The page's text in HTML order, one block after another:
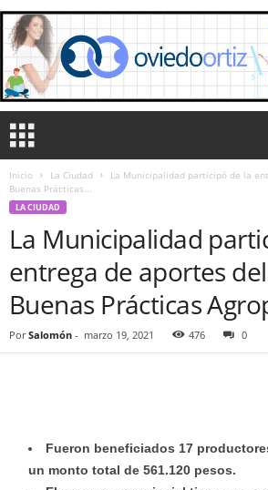
Inicio La Ciudad
La Municipalidad participó de la
Buenas Prácticas...
LA CIUDAD
La Municipalidad
entrega de aportes
Buenas Prácticas
Por Salomón - marzo 19, 2021 476 0
Fueron beneficiados 17
un monto total de 561.120 pesos.